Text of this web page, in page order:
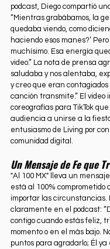
podcast, Diego compartió
“Mientras grabábamos, la
quedaba viendo, como
haciendo esos manes?’
muchísimo. Esa energía
video.” La nota de prensa
saludaba y nos alentaba,
y creo que eran contagiados
canción transmite.” El video
coreografías para TikTok
audiencia a unirse a la
entusiasmo de Living por
comunidad digital.
Un Mensaje de Fe que
"Al 100 MX" lleva un
está al 100% comprometido
importar las circunstancias.
claramente en el podcast:
contigo cuando estás feliz,
momento o en el más bajo.
puntos para agradarlo; Él ya